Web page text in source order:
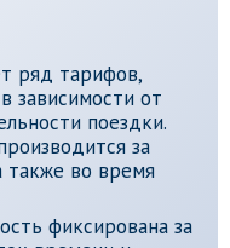
ряд тарифов,
зависимости от
поездки.
за
также во время
фиксирована за